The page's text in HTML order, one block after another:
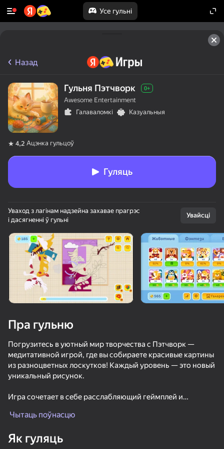
Усе гульні
Павярніце прыладу
Гульня працуе толькі ў гарызантальнай
арыентацыі
Любимые Пазлы
Stack Fire Ball
Назад
Гульня Пэтчворк 0+
Awesome Entertainment
Галаваломкі
Казуальныя
4,2 Ацэнка гульцоў
Гуляць
Уваход з лагінам надзейна захавае прагрэс
і дасягненні ў гульні
Увайсці
Пра гульню
Погрузитесь в уютный мир творчества с Пэтчворк —
медитативной игрой, где вы собираете красивые картины
из разноцветных лоскутков! Каждый уровень — это новый
уникальный рисунок.
Игра сочетает в себе расслабляющий геймплей и
правильное место для каждого лоскутка, чтобы
процессом, развивайте внимательность и создавайте
Чытаць поўнасцю
Як гуляць